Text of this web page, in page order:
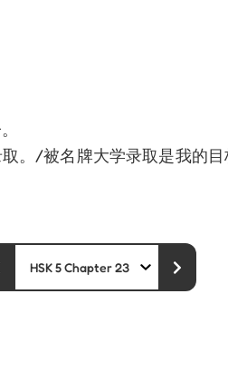
。/被名牌大学录取是我的目